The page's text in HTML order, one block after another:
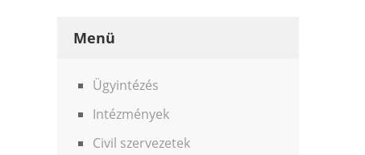
Menü
Ügyintézés
Intézmények
Civil szervezetek